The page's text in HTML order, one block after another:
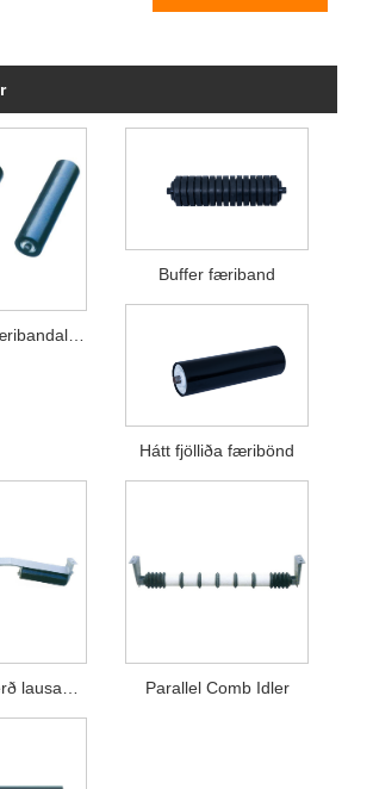
Venjulegur færibandalausi
Buffer færiband
Hátt fjölliða færibönd
Parallel Comb Idler